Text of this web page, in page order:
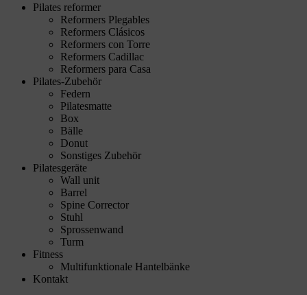
Pilates reformer
Reformers Plegables
Reformers Clásicos
Reformers con Torre
Reformers Cadillac
Reformers para Casa
Pilates-Zubehör
Federn
Pilatesmatte
Box
Bälle
Donut
Sonstiges Zubehör
Pilatesgeräte
Wall unit
Barrel
Spine Corrector
Stuhl
Sprossenwand
Turm
Fitness
Multifunktionale Hantelbänke
Kontakt